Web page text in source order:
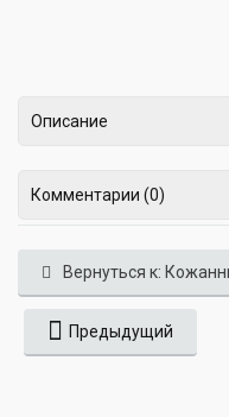
Описание
Комментарии (0)
Вернуться к:
Предыдущий